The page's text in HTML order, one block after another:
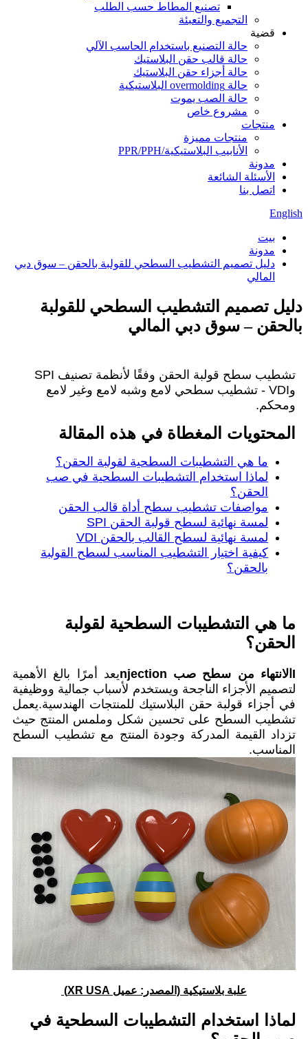
تصنيع المطاط حسب الطلب
التجميع والتعبئة
قضية
حالة التصنيع باستخدام الحاسب الآلي
حالة قالب حقن البلاستيك
حالة أجزاء حقن البلاستيك
حالة overmolding البلاستيكية
حالة الصب يموت
مشروع خاص
منتجات
منتجات مميزة
الأنابيب البلاستيكية/PPR/PPH
مدونة
الأسئلة الشائعة
اتصل بنا
English
بيت
مدونة
دليل تصميم التشطيب السطحي للقولبة بالحقن – سوق دبي
المالي
دليل تصميم التشطيب السطحي للقولبة
بالحقن – سوق دبي المالي
تشطيب سطح قولبة الحقن وفقًا لأنظمة تصنيف SPI
وVDI - تشطيب سطحي لامع وشبه لامع وغير لامع
ومحكم.
المحتويات المغطاة في هذه المقالة
ما هي التشطيبات السطحية لقولبة الحقن؟
لماذا استخدام التشطيبات السطحية في صب
الحقن؟
مواصفات تشطيب سطح أداة قالب الحقن
لمسة نهائية لسطح قولبة الحقن SPI
لمسة نهائية لسطح القالب بالحقن VDI
كيفية اختيار التشطيب المناسب لسطح القولبة
بالحقن؟
ما هي التشطيبات السطحية لقولبة
الحقن؟
I الانتهاء من سطح صب njection
يعد أمرًا بالغ الأهمية
لتصميم الأجزاء الناجحة ويستخدم لأسباب جمالية ووظيفية
في أجزاء قولبة حقن البلاستيك للمنتجات الهندسية.يعمل
تشطيب السطح على تحسين شكل وملمس المنتج حيث
تزداد القيمة المدركة وجودة المنتج مع تشطيب السطح
المناسب.
علبة بلاستيكية (المصدر: عميل XR USA)
لماذا استخدام التشطيبات السطحية في